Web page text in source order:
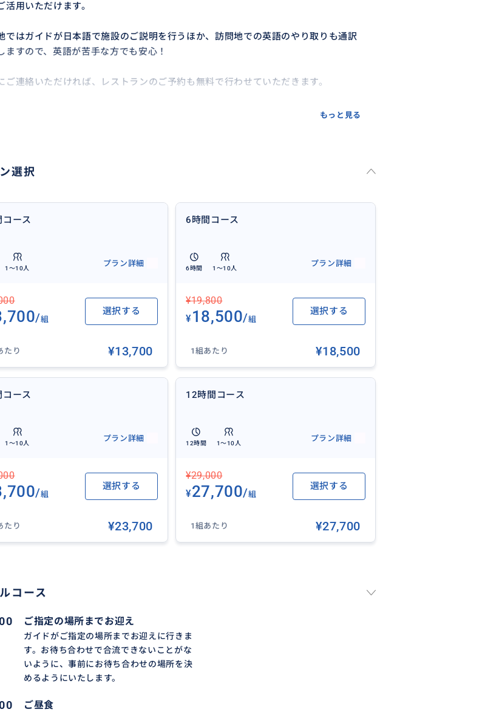
活用いただけます。
ではガイドが日本語で施設のご説明を行うほか、訪問地での英語のやり取りも通訳
ますので、英語が苦手な方でも安心！
ご連絡いただければ、レストランのご予約も無料で行わせていただきます。
のご送迎、ご予約代行も行います。お客様がスパへ行かれている際は駐車場にて待
終了後もすぐにお車でのご移動が可能です。
もっと見る
選択
ース
1〜10人
プラン詳細
/組
選択する
たり ¥13,700
6時間コース
6時間 1〜10人
プラン詳細
¥19,800
¥18,500/組
選択する
1組あたり ¥18,500
ース
1〜10人
プラン詳細
/組
選択する
たり ¥23,700
12時間コース
12時間 1〜10人
プラン詳細
¥29,000
¥27,700/組
選択する
1組あたり ¥27,700
コース
ご指定の場所までお迎え
ガイドがご指定の場所までお迎えに行きま
す。お待ち合わせで合流できないことがな
いように、事前にお待ち合わせの場所を決
めるようにいたします。
ご昼食